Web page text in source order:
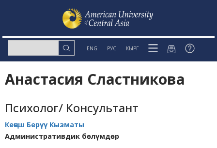
ENG РУС КЫРГ
Анастасия Сластникова
Психолог/ Консультант
Кеңеш Берүү Кызматы
Административдик бөлүмдөр